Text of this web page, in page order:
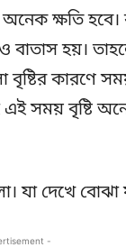
ক্ষতি
হয়।
কারণে
সময় বৃষ্টি
যা দেখে বোঝা
-